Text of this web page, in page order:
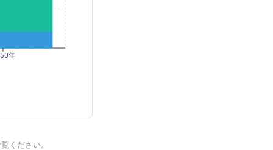
年
ください。